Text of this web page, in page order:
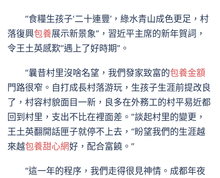
“食糧生孩子‘二十連豐’，綠水青山成色更足，村
落復興包養展示新景象”，習近平主席的新年賀詞，
令王土英感歎“遇上了好時期”。
“曩昔村里沒啥名望，我們發家致富的包養金額
門路很窄。自打成長村落游玩，生孩子生涯前提改良
了，村容村貌面目一新，良多在外務工的村平易近都
回到村里，支出不比在裡面差。”談起村里的變更，
王土英翻開話匣子就停不上去，“盼望我們的生涯越
來越包養甜心網好，配合富饒。”
“這一年的程序，我們走得很見神情。成都年夜